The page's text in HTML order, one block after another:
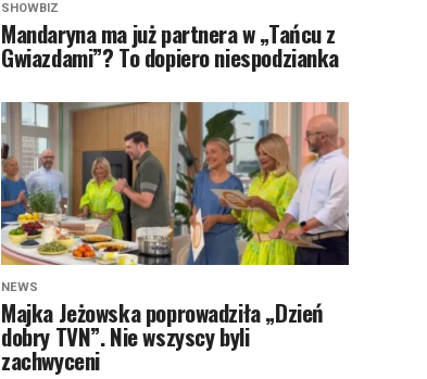
SHOWBIZ
Mandaryna ma już partnera w „Tańcu z
Gwiazdami”? To dopiero niespodzianka
NEWS
Majka Jeżowska poprowadziła „Dzień
dobry TVN”. Nie wszyscy byli
zachwyceni